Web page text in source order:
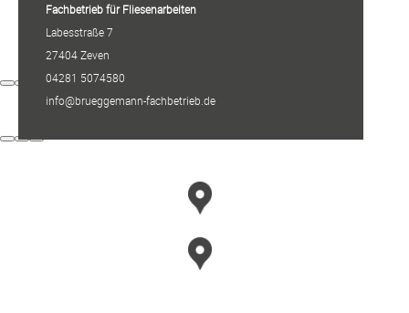
Fachbetrieb für Fliesenarbeiten
Labesstraße 7
27404 Zeven
04281 5074580
info@brueggemann-fachbetrieb.de